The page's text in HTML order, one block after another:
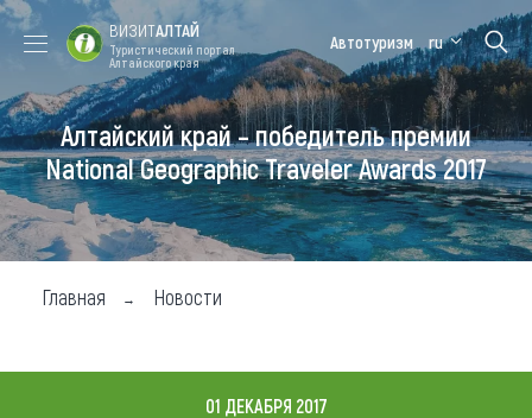
Форум VISIT
ALTAI
Цветение
маральника
Медицинский
форум
Алтайская
зимовка
Туры
Где побывать
Чем заняться
Где остановиться
ВИЗИТАЛТАЙ
Туристический портал
Алтайского края
Автотуризм ru
Алтайский край – победитель премии
National Geographic Traveler Awards 2017
Главная Новости
01 ДЕКАБРЯ 2017